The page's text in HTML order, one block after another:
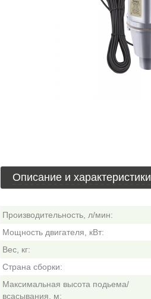
Описание и характеристики
Производительность, л/мин:
Мощность двигателя, кВт:
Вес, кг:
Страна сборки:
Максимальная высота подьема/
всасывания, м: